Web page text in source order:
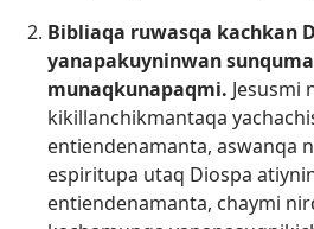
Bibliaqa ruwasqa kachkan
yanapakuyninwan
munaqkunapaqmi. Jesusmi
kikillanchikmantaqa
entiendenamanta, aswanqa
espiritupa utaq Diospa
entiendenamanta, chaymi